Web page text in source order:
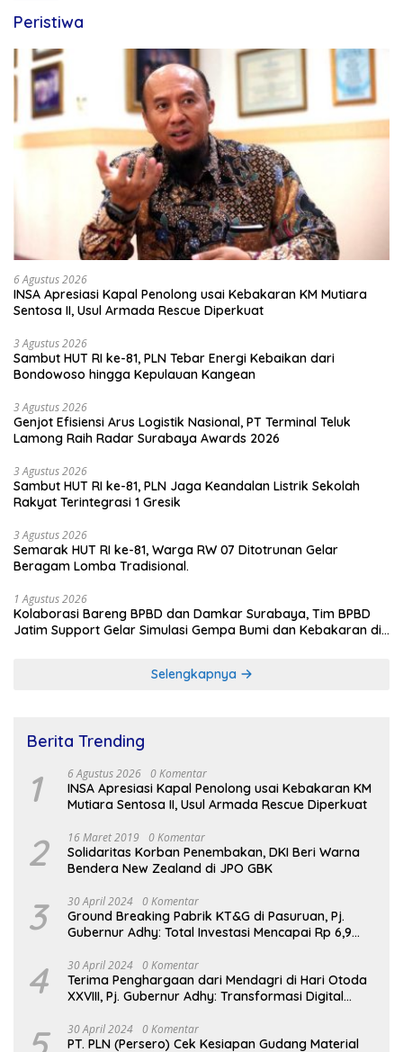
Peristiwa
6 Agustus 2026
INSA Apresiasi Kapal Penolong usai Kebakaran KM Mutiara
Sentosa II, Usul Armada Rescue Diperkuat
3 Agustus 2026
Sambut HUT RI ke-81, PLN Tebar Energi Kebaikan dari
Bondowoso hingga Kepulauan Kangean
3 Agustus 2026
Genjot Efisiensi Arus Logistik Nasional, PT Terminal Teluk
Lamong Raih Radar Surabaya Awards 2026
3 Agustus 2026
Sambut HUT RI ke-81, PLN Jaga Keandalan Listrik Sekolah
Rakyat Terintegrasi 1 Gresik
3 Agustus 2026
Semarak HUT RI ke-81, Warga RW 07 Ditotrunan Gelar
Beragam Lomba Tradisional.
1 Agustus 2026
Kolaborasi Bareng BPBD dan Damkar Surabaya, Tim BPBD
Jatim Support Gelar Simulasi Gempa Bumi dan Kebakaran di
Selengkapnya
Berita Trending
1 6 Agustus 2026 0 Komentar
INSA Apresiasi Kapal Penolong usai Kebakaran KM
Mutiara Sentosa II, Usul Armada Rescue Diperkuat
2 16 Maret 2019 0 Komentar
Solidaritas Korban Penembakan, DKI Beri Warna
Bendera New Zealand di JPO GBK
3 30 April 2024 0 Komentar
Ground Breaking Pabrik KT&G di Pasuruan, Pj.
Gubernur Adhy: Total Investasi Mencapai Rp 6,9
4 30 April 2024 0 Komentar
Terima Penghargaan dari Mendagri di Hari Otoda
XXVIII, Pj. Gubernur Adhy: Transformasi Digital
Keberhasilan Jatim
30 April 2024 0 Komentar
PT. PLN (Persero) Cek Kesiapan Gudang Material